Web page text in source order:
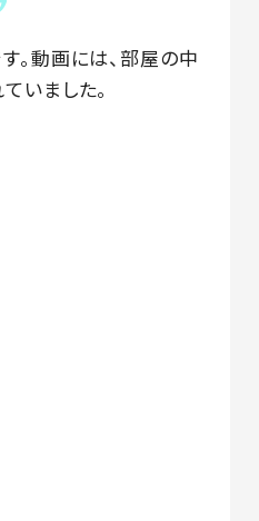
。動画には、部屋の中
いました。